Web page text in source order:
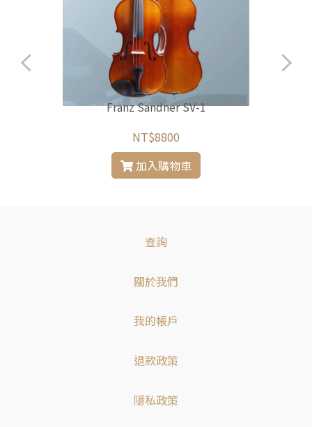
Franz Sandner SV-1
NT$8800
加入購物車
查詢
關於我們
我的帳戶
退款政策
隱私政策